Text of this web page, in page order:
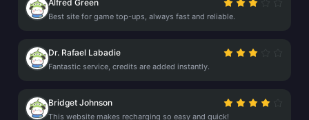
Alfred Green
Best site for game top-ups, always fast and reliable.
Dr. Rafael Labadie
Fantastic service, credits are added instantly.
Bridget Johnson
This website makes recharging so easy and quick!